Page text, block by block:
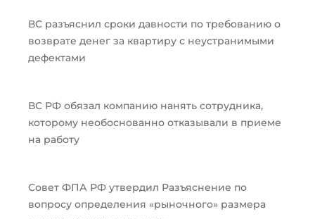
ВС разъяснил сроки давности по требованию о
возврате денег за квартиру с неустранимыми
дефектами
ВС РФ обязал компанию нанять сотрудника,
которому необоснованно отказывали в приеме
на работу
Совет ФПА РФ утвердил Разъяснение по
вопросу определения «рыночного» размера